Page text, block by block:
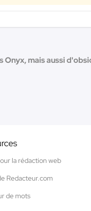
mais aussi
la rédaction web
Redacteur.com
de mots